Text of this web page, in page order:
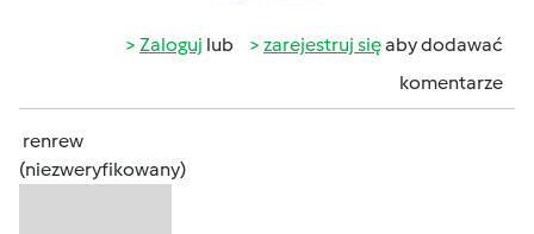
Zaloguj lub zarejestruj sięaby dodawać
komentarze
renrew
(niezweryfikowany)